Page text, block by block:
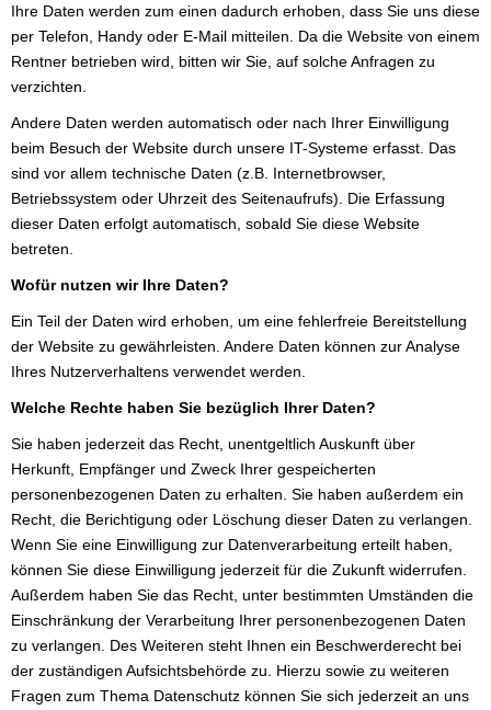
Ihre Daten werden zum einen dadurch erhoben, dass Sie uns diese
per Telefon, Handy oder E-Mail mitteilen. Da die Website von einem
Rentner betrieben wird, bitten wir Sie, auf solche Anfragen zu
verzichten.
Andere Daten werden automatisch oder nach Ihrer Einwilligung
beim Besuch der Website durch unsere IT-Systeme erfasst. Das
sind vor allem technische Daten (z.B. Internetbrowser,
Betriebssystem oder Uhrzeit des Seitenaufrufs). Die Erfassung
dieser Daten erfolgt automatisch, sobald Sie diese Website
betreten.
Wofür nutzen wir Ihre Daten?
Ein Teil der Daten wird erhoben, um eine fehlerfreie Bereitstellung
der Website zu gewährleisten. Andere Daten können zur Analyse
Ihres Nutzerverhaltens verwendet werden.
Welche Rechte haben Sie bezüglich Ihrer Daten?
Sie haben jederzeit das Recht, unentgeltlich Auskunft über
Herkunft, Empfänger und Zweck Ihrer gespeicherten
personenbezogenen Daten zu erhalten. Sie haben außerdem ein
Recht, die Berichtigung oder Löschung dieser Daten zu verlangen.
Wenn Sie eine Einwilligung zur Datenverarbeitung erteilt haben,
können Sie diese Einwilligung jederzeit für die Zukunft widerrufen.
Außerdem haben Sie das Recht, unter bestimmten Umständen die
Einschränkung der Verarbeitung Ihrer personenbezogenen Daten
zu verlangen. Des Weiteren steht Ihnen ein Beschwerderecht bei
der zuständigen Aufsichtsbehörde zu. Hierzu sowie zu weiteren
Fragen zum Thema Datenschutz können Sie sich jederzeit an uns